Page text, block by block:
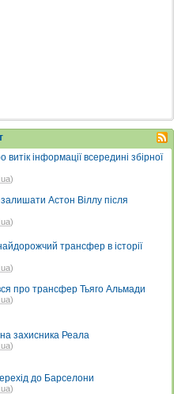
інформації всередині збірної
)
Астон Віллу після
)
трансфер в історії
)
про трансфер Тьяго Альмади
)
захисника Реала
)
до Барселони
)